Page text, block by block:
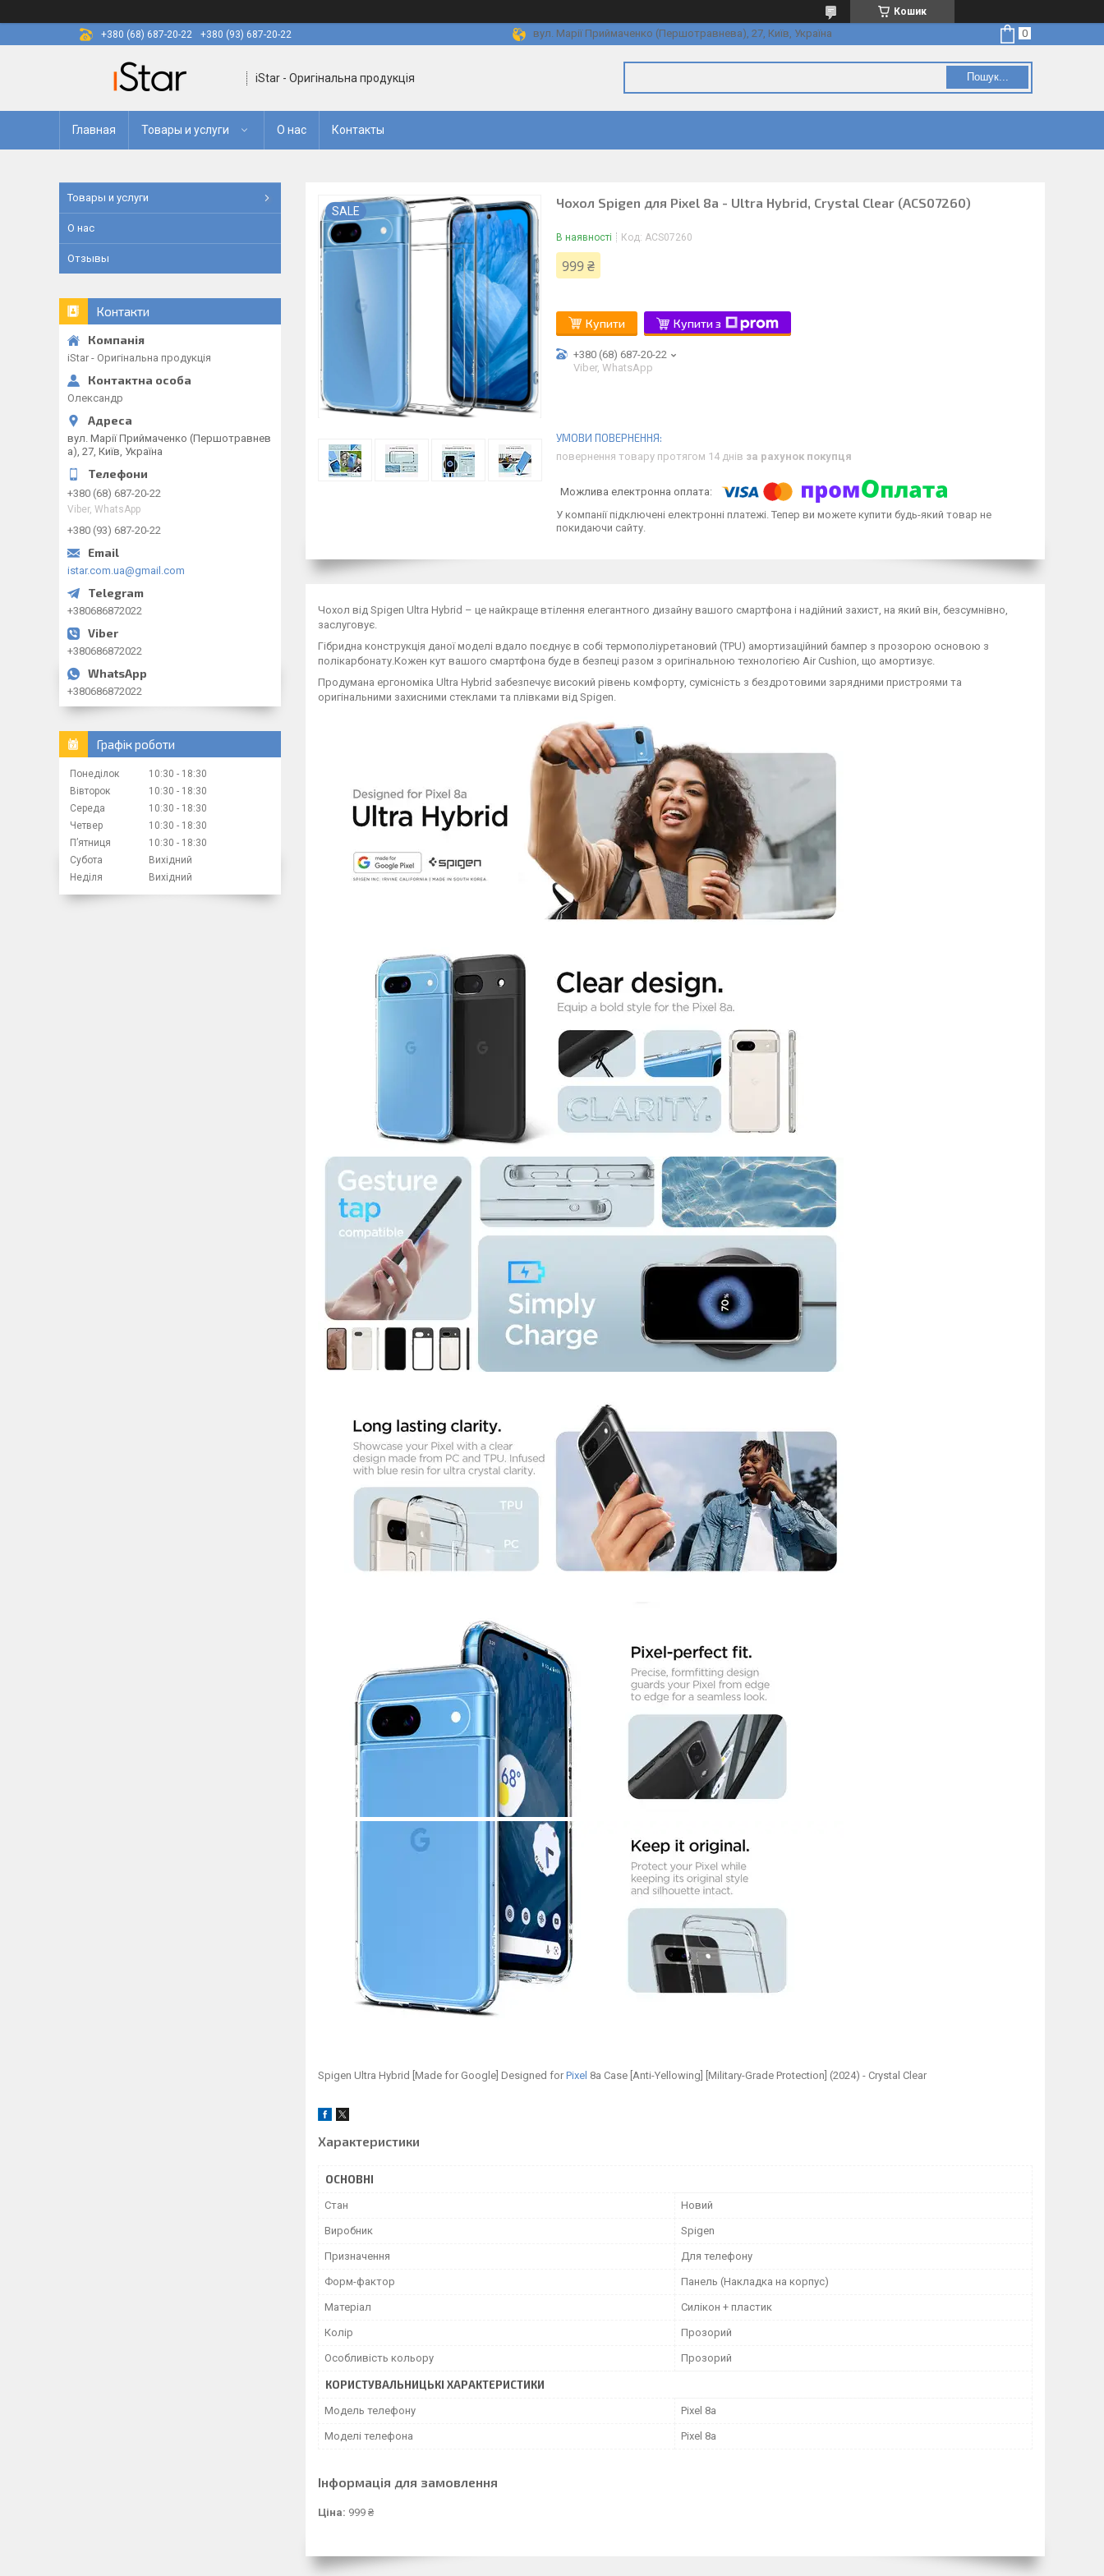
Кошик
+380 (68) 687-20-22
+380 (93) 687-20-22 вул. Марії Приймаченко (Першотравнева), 27, Київ, Україна
iStar - Оригінальна продукція Пошук...
Главная Товары и услуги О нас Контакты
SALE
Чохол Spigen для Pixel 8a - Ultra Hybrid, Crystal Clear (ACS07260)
В наявності Код: ACS07260
999 ₴
Купити Купити з
+380 (68) 687-20-22
Viber, WhatsApp
повернення товару протягом 14 днів за рахунок покупця
У компанії підключені електронні платежі. Тепер ви можете купити будь-який товар не
покидаючи сайту.
Чохол від Spigen Ultra Hybrid – це найкраще втілення елегантного дизайну вашого смартфона і надійний захист, на який він, безсумнівно,
заслуговує.
Гібридна конструкція даної моделі вдало поєднує в собі термополіуретановий (TPU) амортизаційний бампер з прозорою основою з
полікарбонату.Кожен кут вашого смартфона буде в безпеці разом з оригінальною технологією Air Cushion, що амортизує.
Продумана ергономіка Ultra Hybrid забезпечує високий рівень комфорту, сумісність з бездротовими зарядними пристроями та
оригінальними захисними стеклами та плівками від Spigen.
Spigen Ultra Hybrid [Made for Google] Designed for Pixel 8a Case [Anti-Yellowing] [Military-Grade Protection] (2024) - Crystal Clear
Характеристики
ОСНОВНІ
Стан Новий
Виробник Spigen
Призначення Для телефону
Форм-фактор Панель (Накладка на корпус)
Матеріал Силікон + пластик
Колір Прозорий
Особливість кольору Прозорий
КОРИСТУВАЛЬНИЦЬКІ ХАРАКТЕРИСТИКИ
Модель телефону Pixel 8a
Моделі телефона Pixel 8a
Інформація для замовлення
Ціна: 999 ₴
Товары и услуги
О нас
Отзывы
Контакти
iStar - Оригінальна продукція
Олександр
вул. Марії Приймаченко (Першотравнев
а), 27, Київ, Україна
+380 (68) 687-20-22
Viber, WhatsApp
+380 (93) 687-20-22
istar.com.ua@gmail.com
+380686872022
+380686872022
+380686872022
Графік роботи
Понеділок 10:30
18:30
Вівторок
10:30
18:30
Середа
10:30
18:30
Четвер
10:30
18:30
Пʼятниця
10:30
18:30
Субота
Вихідний
Неділя
Вихідний